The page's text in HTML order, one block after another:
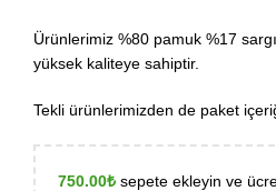
Ürünlerimiz %80 pamuk %17
yüksek kaliteye sahiptir.
Tekli ürünlerimizden de paket
750.00₺ sepete ekleyin ve